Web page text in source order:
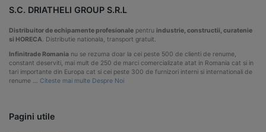
S.C. DRIATHELI GROUP S.R.L
Distribuitor de echipamente profesionale pentru industrie, constructii, curatenie
si HORECA. Distributie nationala, transport gratuit.
Infinitrade Romania nu se rezuma doar la cei peste 500 de clienti de renume,
constant deserviti, mai mult de 250 de marci comercializate atat in Romania cat si in
tari importante din Europa cat si cei peste 300 de furnizori interni si internationali de
renume … Citeste mai multe Despre Noi
Pagini utile